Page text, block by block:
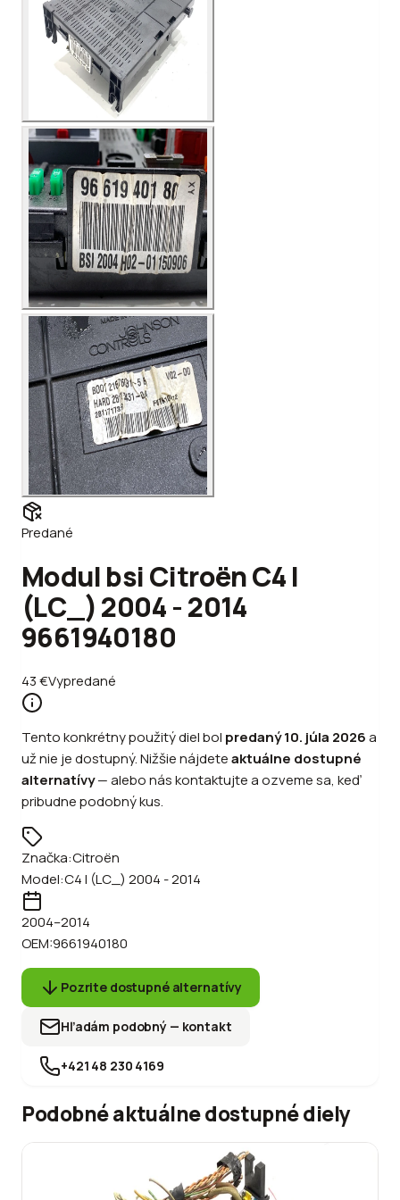
Predané
Modul bsi Citroën C4 I
(LC_) 2004 - 2014
9661940180
43€Vypredané
Tento konkrétny použitý diel bol predaný10. júla 2026a
už nie je dostupný. Nižšie nájdeteaktuálne dostupné
alternatívy—alebonás kontaktujte a ozveme sa, keď
pribudne podobný kus.
Značka:Citroën
Model:C4 I (LC_) 2004 - 2014
2004–2014
OEM:9661940180
Pozrite dostupné alternatívy
Hľadám podobný — kontakt
+421 48 230 4169
Podobné aktuálne dostupné diely